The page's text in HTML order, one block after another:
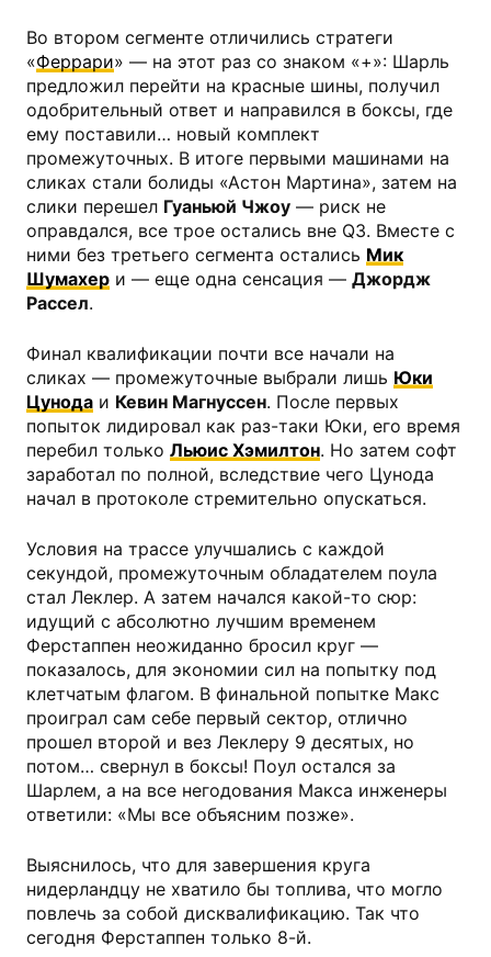
Во втором сегменте отличились стратеги
«Феррари» — на этот раз со знаком «+»: Шарль
предложил перейти на красные шины, получил
одобрительный ответ и направился в боксы, где
ему поставили… новый комплект
промежуточных. В итоге первыми машинами на
сликах стали болиды «Астон Мартина», затем на
слики перешел Гуаньюй Чжоу — риск не
оправдался, все трое остались вне Q3. Вместе с
ними без третьего сегмента остались Мик
Шумахер и — еще одна сенсация — Джордж
Рассел.
Финал квалификации почти все начали на
сликах — промежуточные выбрали лишь Юки
Цунода и Кевин Магнуссен. После первых
попыток лидировал как раз-таки Юки, его время
перебил только Льюис Хэмилтон. Но затем софт
заработал по полной, вследствие чего Цунода
начал в протоколе стремительно опускаться.
Условия на трассе улучшались с каждой
секундой, промежуточным обладателем поула
стал Леклер. А затем начался какой-то сюр:
идущий с абсолютно лучшим временем
Ферстаппен неожиданно бросил круг —
показалось, для экономии сил на попытку под
клетчатым флагом. В финальной попытке Макс
проиграл сам себе первый сектор, отлично
прошел второй и вез Леклеру 9 десятых, но
потом… свернул в боксы! Поул остался за
Шарлем, а на все негодования Макса инженеры
ответили: «Мы все объясним позже».
Выяснилось, что для завершения круга
нидерландцу не хватило бы топлива, что могло
повлечь за собой дисквалификацию. Так что
сегодня Ферстаппен только 8-й.